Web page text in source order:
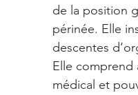
de la position
périnée. Elle
descentes
Elle comprend
médical et